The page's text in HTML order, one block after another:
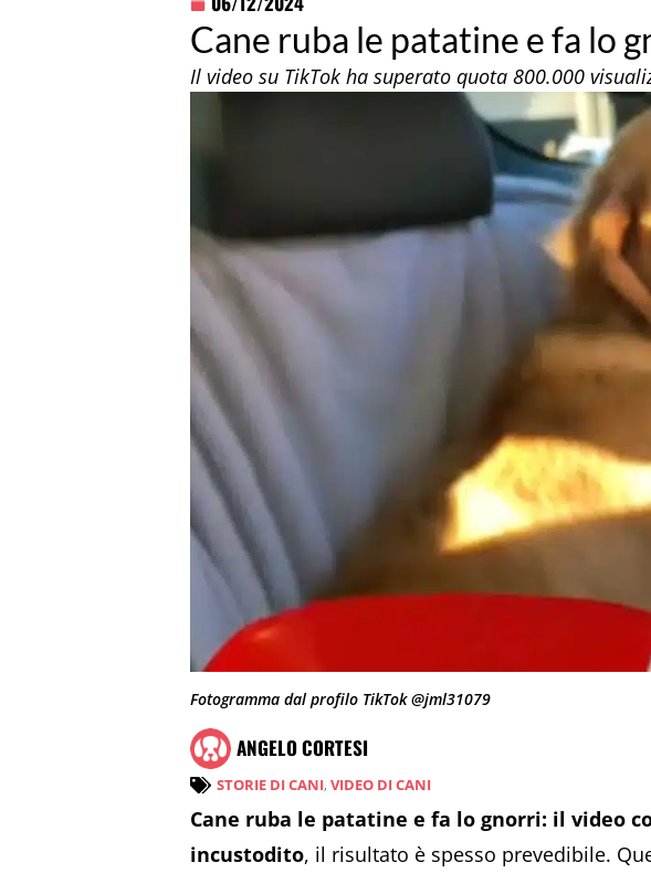
Cane ruba le patatine e fa lo
Il video su TikTok ha superato quota 800.000
Fotogramma dal profilo TikTok @jml31079
ANGELO CORTESI
STORIE DI CANI, VIDEO DI CANI
Cane ruba le patatine e fa lo gnorri: il video
incustodito, il risultato è spesso prevedibile.